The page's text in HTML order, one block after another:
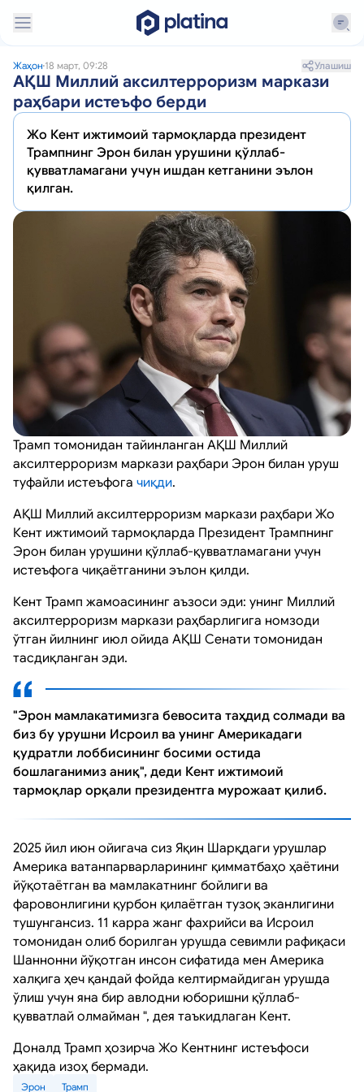
Жаҳон 18 март, 09:28 Улашиш
АҚШ Миллий аксилтерроризм маркази
раҳбари истеъфо берди
Жо Кент ижтимоий тармоқларда президент
Трампнинг Эрон билан урушини қўллаб-
қувватламагани учун ишдан кетганини эълон
қилган.
Трамп томонидан тайинланган АҚШ Миллий
аксилтерроризм маркази раҳбари Эрон билан уруш
туфайли истеъфога чиқди.
АҚШ Миллий аксилтерроризм маркази раҳбари Жо
Кент ижтимоий тармоқларда Президент Трампнинг
Эрон билан урушини қўллаб-қувватламагани учун
истеъфога чиқаётганини эълон қилди.
Кент Трамп жамоасининг аъзоси эди: унинг Миллий
аксилтерроризм маркази раҳбарлигига номзоди
ўтган йилнинг июл ойида АҚШ Сенати томонидан
тасдиқланган эди.
"Эрон мамлакатимизга бевосита таҳдид солмади ва
биз бу урушни Исроил ва унинг Америкадаги
қудратли лоббисининг босими остида
бошлаганимиз аниқ", деди Кент ижтимоий
тармоқлар орқали президентга мурожаат қилиб.
2025 йил июн ойигача сиз Яқин Шарқдаги урушлар
Америка ватанпарварларининг қимматбаҳо ҳаётини
йўқотаётган ва мамлакатнинг бойлиги ва
фаровонлигини қурбон қилаётган тузоқ эканлигини
тушунгансиз. 11 карра жанг фахрийси ва Исроил
томонидан олиб борилган урушда севимли рафиқаси
Шаннонни йўқотган инсон сифатида мен Америка
халқига ҳеч қандай фойда келтирмайдиган урушда
ўлиш учун яна бир авлодни юборишни қўллаб-
қувватлай олмайман ", дея таъкидлаган Кент.
Доналд Трамп ҳозирча Жо Кентнинг истеъфоси
ҳақида изоҳ бермади.
Эрон Трамп